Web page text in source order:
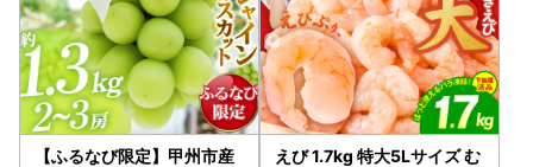
【ふるなび限定】甲州市産
えび 1.7kg 特大5Lサイズ む